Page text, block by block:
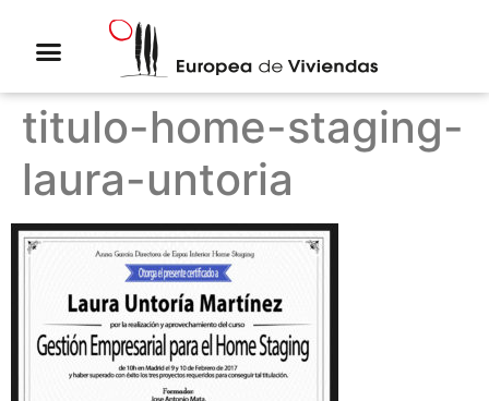
titulo-home-staging-
laura-untoria